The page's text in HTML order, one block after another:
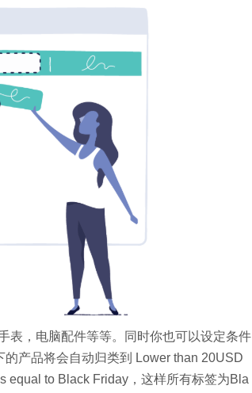
表，电脑配件等等。同时你也可以设定条件
产品将会自动归类到 Lower than 20USD
equal to Black Friday，这样所有标签为Bla